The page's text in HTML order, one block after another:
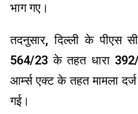
भाग गए।
तदनुसार, दिल्ली के पीएस
564/23 के तहत धारा
आर्म्स एक्ट के तहत मामला
गई।